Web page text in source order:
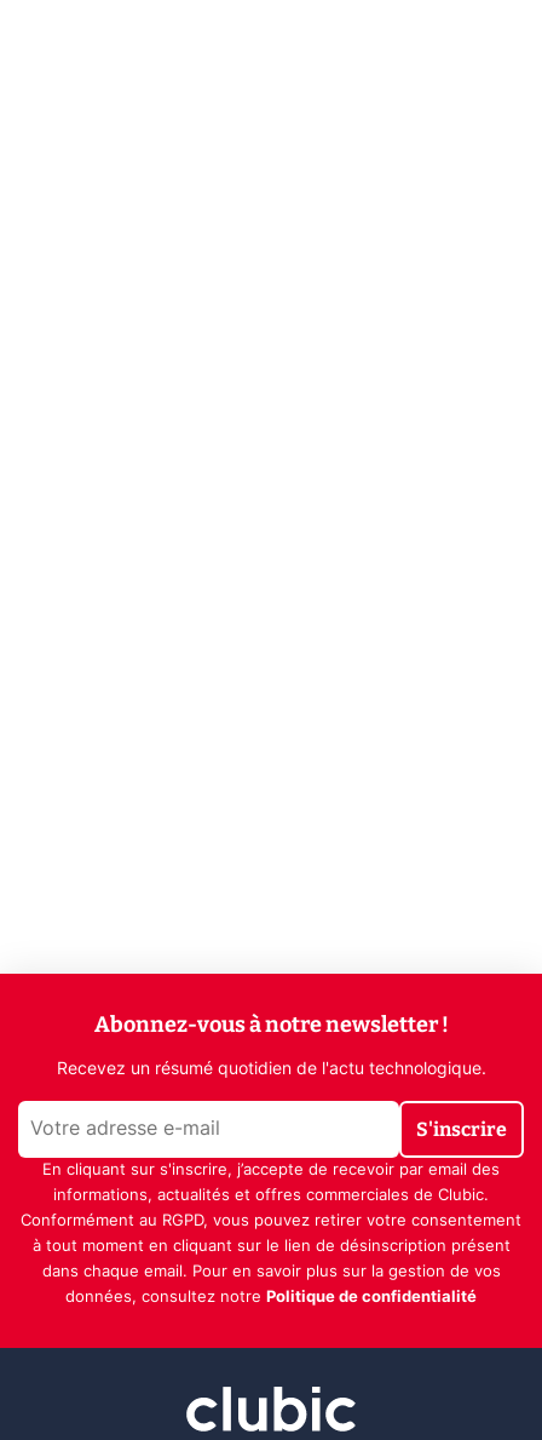
Abonnez-vous à notre newsletter !
Recevez un résumé quotidien de l'actu technologique.
S'inscrire
En cliquant sur s'inscrire, j’accepte de recevoir par email des
informations, actualités et offres commerciales de Clubic.
Conformément au RGPD, vous pouvez retirer votre consentement
à tout moment en cliquant sur le lien de désinscription présent
dans chaque email. Pour en savoir plus sur la gestion de vos
données, consultez notre Politique de confidentialité